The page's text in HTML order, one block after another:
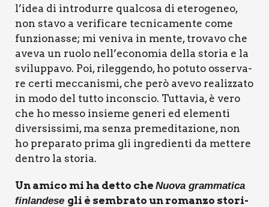
l’idea di intro­dur­re qual­co­sa di ete­ro­ge­neo,
non sta­vo a veri­fi­ca­re tec­ni­ca­men­te come
fun­zio­nas­se; mi veni­va in men­te, tro­va­vo che
ave­va un ruo­lo nell’economia del­la sto­ria e la
svi­lup­pa­vo. Poi, rileg­gen­do, ho potu­to osser­va­
re cer­ti mec­ca­ni­smi, che però ave­vo rea­liz­za­to
in modo del tut­to incon­scio. Tut­ta­via, è vero
che ho mes­so insie­me gene­ri ed ele­men­ti
diver­sis­si­mi, ma sen­za pre­me­di­ta­zio­ne, non
ho pre­pa­ra­to pri­ma gli ingre­dien­ti da met­te­re
den­tro la sto­ria.
Un ami­co mi ha det­to che Nuo­va gram­ma­ti­ca
fin­lan­de­se gli è sem­bra­to un roman­zo sto­ri­